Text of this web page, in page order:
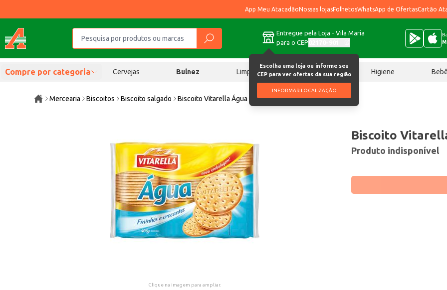
App Meu AtacadãoNossas lojasFolhetosWhatsApp de OfertasCartão
Entregue pela Loja - Vila Maria
para o CEP
Escolha uma loja ou informe seu
CEP para ver ofertas da sua região
INFORMAR LOCALIZAÇÃO
Compre por categoria Cervejas Bulnez Limpeza Chocolates Higiene
Mercearia Biscoitos Biscoito salgado Biscoito Vitarella Água 400g
Clique na imagem para ampliar.
Biscoito
Produto indisponível